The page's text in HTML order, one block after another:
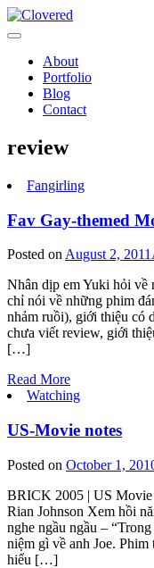
Toggle
navigationAbout
Portfolio
Blog
Contact
review
Fangirling
Fav Gay-themed
Posted on August 2, 2011
Nhân dịp em Yuki hỏi về
chỉ nói về những phim
nhảm ruồi), giới thiệu có
chưa viết review, giới
[…]
Read More
Watching
US-Movie notes
Posted on October 1,
BRICK 2005 | US Movie
Rian Johnson Xem hồi
nghe ngầu ngầu –
niệm gì về anh Joe.
hiểu […]